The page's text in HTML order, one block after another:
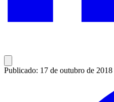
Publicado: 17 de outubro de 2018